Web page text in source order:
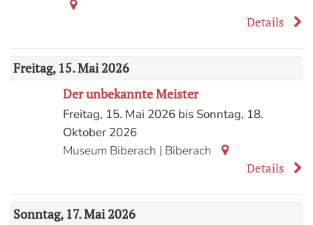
Details
Freitag, 15. Mai 2026
Der unbekannte Meister
Freitag, 15. Mai 2026 bis Sonntag, 18.
Oktober 2026
Museum Biberach | Biberach
Details
Sonntag, 17. Mai 2026